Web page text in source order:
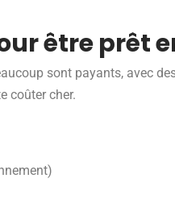
être prêt
sont payants, avec
coûter cher.